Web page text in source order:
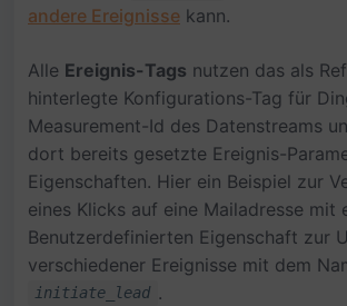
andere Ereignisse kann.
Alle Ereignis-Tags nutzen das als
hinterlegte Konfigurations-Tag für
Measurement-Id des Datenstreams
dort bereits gesetzte Ereignis-
Eigenschaften. Hier ein Beispiel zur
eines Klicks auf eine Mailadresse mit
Benutzerdefinierten Eigenschaft zur
verschiedener Ereignisse mit dem
initiate_lead .